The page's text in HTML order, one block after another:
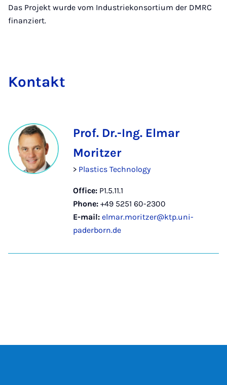
Das Projekt wurde vom Industriekonsortium der DMRC
finanziert.
Kon­takt
Prof. Dr.-Ing. Elmar
Moritzer
> Plastics Technology
Office: P1.5.11.1
Phone: +49 5251 60-2300
E-mail: elmar.moritzer@ktp.uni-
paderborn.de